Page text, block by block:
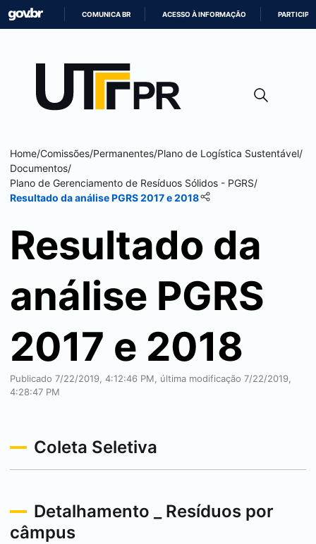
CONTEÚDO
COMUNICA BR ACESSO À INFORMAÇÃO PARTICIPE
Home/Comissões/Permanentes/Plano de Logística Sustentável/
Documentos/
Plano de Gerenciamento de Resíduos Sólidos - PGRS/
Resultado da análise PGRS 2017 e 2018
Resultado da
análise PGRS
2017 e 2018
Publicado 7/22/2019, 4:12:46 PM, última modificação 7/22/2019,
4:28:47 PM
Coleta Seletiva
Detalhamento _ Resíduos por
câmpus